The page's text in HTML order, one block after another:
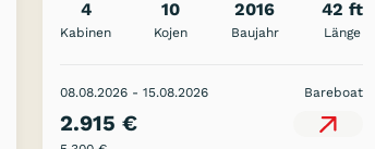
4
Kabinen
10
Kojen
2016
Baujahr
42 ft
Länge
08.08.2026 - 15.08.2026 Bareboat
2.915 €